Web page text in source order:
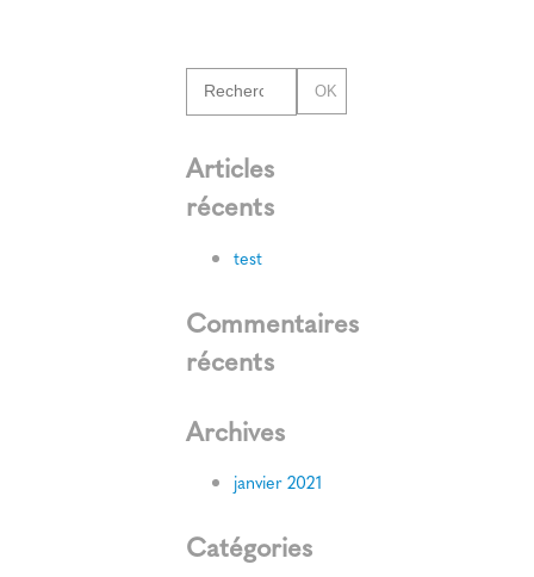
OK
Articles
récents
test
Commentaires
récents
Archives
janvier 2021
Catégories